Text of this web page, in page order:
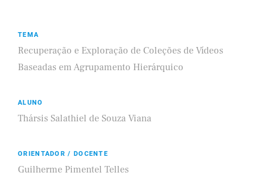
TEMA
Recuperação e Exploração de Coleções de Vídeos
Baseadas em Agrupamento Hierárquico
ALUNO
Thársis Salathiel de Souza Viana
ORIENTADOR / DOCENTE
Guilherme Pimentel Telles